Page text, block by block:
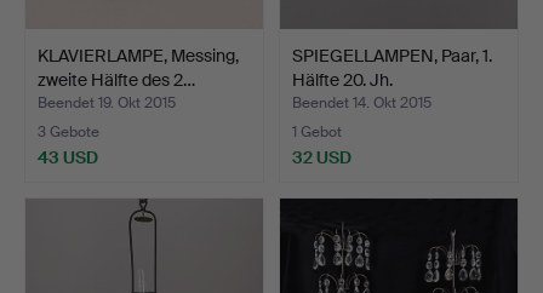
KLAVIERLAMPE, Messing,
zweite Hälfte des 2…
Beendet 19. Okt 2015
3 Gebote
43 USD
SPIEGELLAMPEN, Paar, 1.
Hälfte 20. Jh.
Beendet 14. Okt 2015
1 Gebot
32 USD